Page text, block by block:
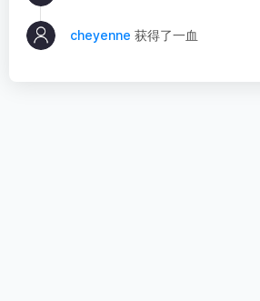
cheyenne 获得了一血